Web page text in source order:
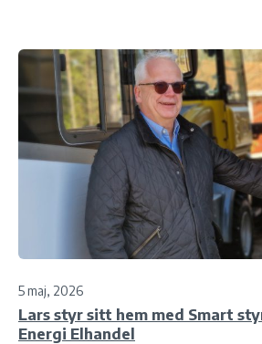
5 maj, 2026
Lars styr sitt hem med Smart
Energi Elhandel